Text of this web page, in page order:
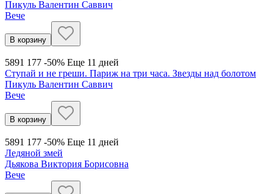
Пикуль Валентин Саввич
Вече
В корзину
5891 177 -50% Еще 11 дней
Ступай и не греши. Париж на три часа. Звезды над болотом
Пикуль Валентин Саввич
Вече
В корзину
5891 177 -50% Еще 11 дней
Ледяной змей
Дьякова Виктория Борисовна
Вече